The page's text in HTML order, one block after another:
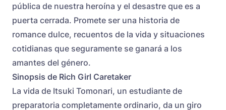
pública de nuestra heroína y el desastre que es a
puerta cerrada. Promete ser una historia de
romance dulce, recuentos de la vida y situaciones
cotidianas que seguramente se ganará a los
amantes del género.
Sinopsis de Rich Girl Caretaker
La vida de Itsuki Tomonari, un estudiante de
preparatoria completamente ordinario, da un giro